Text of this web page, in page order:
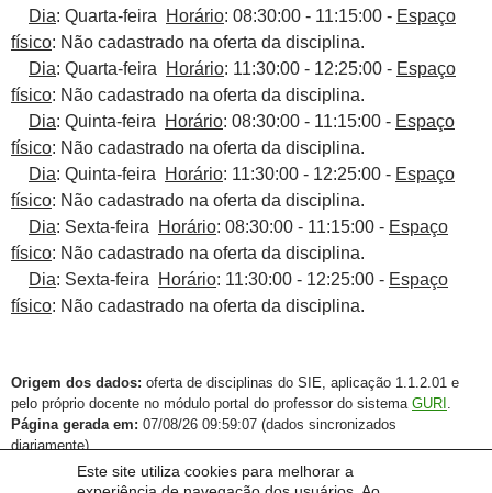
Este site utiliza cookies para melhorar a
Dia: Quarta-feira Horário: 08:30:00 - 11:15:00 - Espaço
físico: Não cadastrado na oferta da disciplina.
Dia: Quarta-feira Horário: 11:30:00 - 12:25:00 - Espaço
físico: Não cadastrado na oferta da disciplina.
Dia: Quinta-feira Horário: 08:30:00 - 11:15:00 - Espaço
físico: Não cadastrado na oferta da disciplina.
Dia: Quinta-feira Horário: 11:30:00 - 12:25:00 - Espaço
físico: Não cadastrado na oferta da disciplina.
Dia: Sexta-feira Horário: 08:30:00 - 11:15:00 - Espaço
físico: Não cadastrado na oferta da disciplina.
Dia: Sexta-feira Horário: 11:30:00 - 12:25:00 - Espaço
físico: Não cadastrado na oferta da disciplina.
Origem dos dados: oferta de disciplinas do SIE, aplicação 1.1.2.01 e
pelo próprio docente no módulo portal do professor do sistema GURI
Página gerada em: 07/08/26 09:59:07 (dados sincronizados
diariamente).